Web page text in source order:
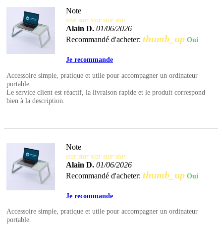
Note
star star star star star
Alain D. 01/06/2026
Recommandé d'acheter: thumb_up Oui
Je recommande
Accessoire simple, pratique et utile pour accompagner un ordinateur
portable.
Le service client est réactif, la livraison rapide et le produit correspond
bien à la description.
Note
star star star star star
Alain D. 01/06/2026
Recommandé d'acheter: thumb_up Oui
Je recommande
Accessoire simple, pratique et utile pour accompagner un ordinateur
portable.